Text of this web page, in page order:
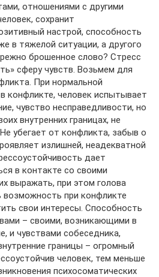
отношениями с другими
сохранит
настрой, способность
в тяжелой ситуации, а другого
брошенное слово? Стресс
сферу чувств. Возьмем для
При нормальной
конфликте, человек испытывает
чувство несправедливости, но
внутренних границах, не
убегает от конфликта, забыв о
излишней, неадекватной
дает
в контакте со своими
выражать, при этом голова
возможность при конфликте
свои интересы. Способность
– своими, возникающими в
и чувствами собеседника,
границы – огромный
человек, тем меньше
психосоматических